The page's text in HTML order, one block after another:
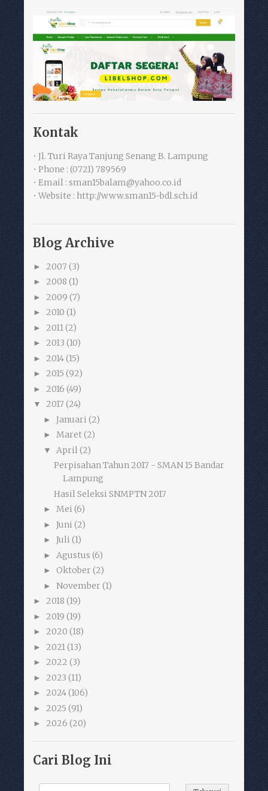
Kontak
• Jl. Turi Raya Tanjung Senang B. Lampung
• Phone : (0721) 789569
• Email : sman15balam@yahoo.co.id
• Website : http://www.sman15-bdl.sch.id
Blog Archive
► 2007 (3)
► 2008 (1)
► 2009 (7)
► 2010 (1)
► 2011(2)
► 2013 (10)
► 2014(15)
► 2015 (92)
► 2016 (49)
▼ 2017 (24)
► Januari (2)
► Maret(2)
▼ April(2)
Perpisahan Tahun 2017 - SMAN 15 Bandar
Lampung
Hasil Seleksi SNMPTN 2017
► Mei (6)
► Juni (2)
► Juli (1)
► Agustus (6)
► Oktober (2)
► November (1)
► 2018 (19)
► 2019 (19)
► 2020 (18)
► 2021(13)
► 2022 (3)
► 2023 (11)
► 2024(106)
► 2025 (91)
► 2026 (20)
Cari Blog Ini